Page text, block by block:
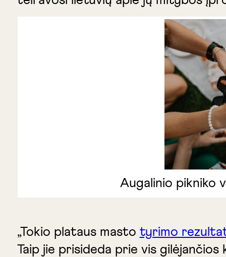
Augalinio pikniko
„Tokio plataus masto tyrimo
Taip jie prisideda prie vis